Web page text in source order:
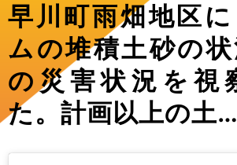
早川町雨畑地区
ムの堆積土砂の
の災害状況を視
た。計画以上の土…